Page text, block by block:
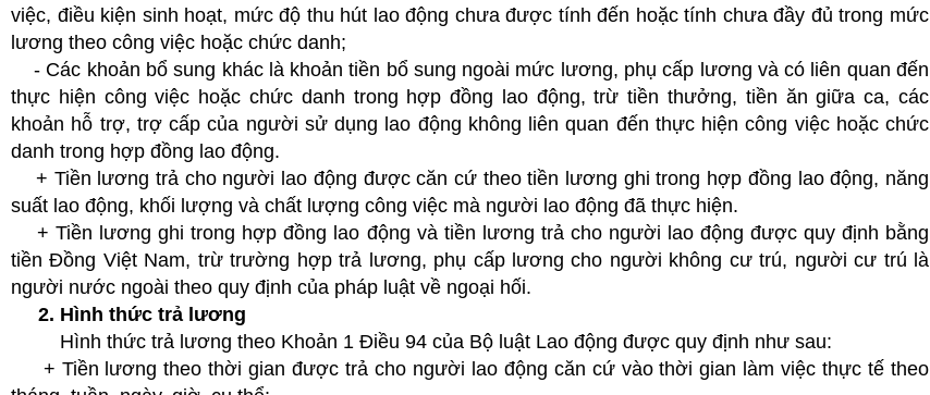
việc, điều kiện sinh hoạt, mức độ thu hút lao động chưa được tính đến hoặc tính chưa đầy đủ trong mức
lương theo công việc hoặc chức danh;
- Các khoản bổ sung khác là khoản tiền bổ sung ngoài mức lương, phụ cấp lương và có liên quan đến
thực hiện công việc hoặc chức danh trong hợp đồng lao động, trừ tiền thưởng, tiền ăn giữa ca, các
khoản hỗ trợ, trợ cấp của người sử dụng lao động không liên quan đến thực hiện công việc hoặc chức
danh trong hợp đồng lao động.
+ Tiền lương trả cho người lao động được căn cứ theo tiền lương ghi trong hợp đồng lao động, năng
suất lao động, khối lượng và chất lượng công việc mà người lao động đã thực hiện.
+ Tiền lương ghi trong hợp đồng lao động và tiền lương trả cho người lao động được quy định bằng
tiền Đồng Việt Nam, trừ trường hợp trả lương, phụ cấp lương cho người không cư trú, người cư trú là
người nước ngoài theo quy định của pháp luật về ngoại hối.
2. Hình thức trả lương
Hình thức trả lương theo Khoản 1 Điều 94 của Bộ luật Lao động được quy định như sau:
+ Tiền lương theo thời gian được trả cho người lao động căn cứ vào thời gian làm việc thực tế theo